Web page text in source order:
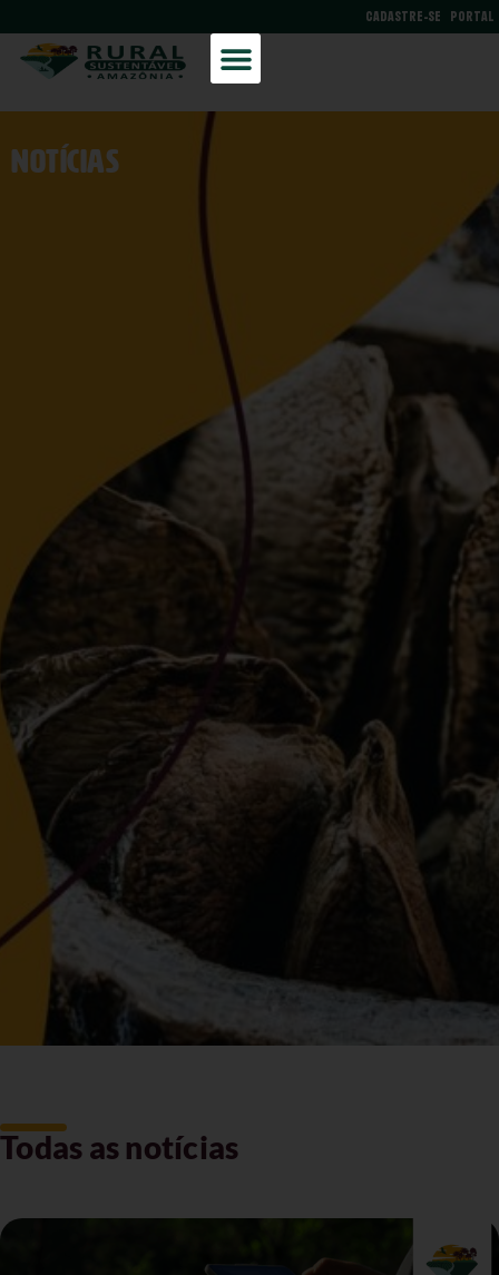
PORTAL
CADASTRE-SE
NOtícias
Todas as notícias